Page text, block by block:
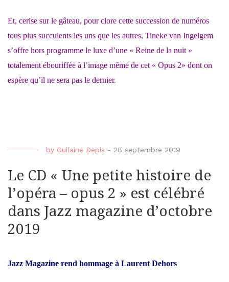
Et, cerise sur le gâteau, pour clore cette succession de numéros
tous plus succulents les uns que les autres, Tineke van Ingelgem
s’offre hors programme le luxe d’une « Reine de la nuit »
totalement ébouriffée à l’image même de cet « Opus 2» dont on
espère qu’il ne sera pas le dernier.
by Guilaine Depis - 28 septembre 2019
Le CD « Une petite histoire de
l’opéra – opus 2 » est célébré
dans Jazz magazine d’octobre
2019
Jazz Magazine rend hommage à Laurent Dehors